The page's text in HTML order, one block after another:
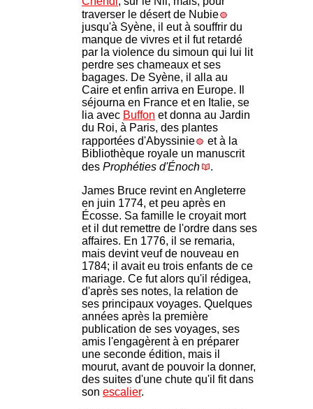
traverser le désert de Nubie
jusqu'à Syène, il eut à souffrir du
manque de vivres et il fut retardé
par la violence du simoun qui lui lit
perdre ses chameaux et ses
bagages. De Syène, il alla au
Caire et enfin arriva en Europe. Il
séjourna en France et en Italie, se
lia avec Buffon et donna au Jardin
du Roi, à Paris, des plantes
rapportées d'Abyssinie
et à la
Bibliothèque royale un manuscrit
des Prophéties d'Énoch
.
James Bruce revint en Angleterre
en juin 1774, et peu après en
Écosse. Sa famille le croyait mort
et il dut remettre de l'ordre dans ses
affaires. En 1776, il se remaria,
mais devint veuf de nouveau en
1784; il avait eu trois enfants de ce
mariage. Ce fut alors qu'il rédigea,
d'après ses notes, la relation de
ses principaux voyages. Quelques
années après la première
publication de ses voyages, ses
amis l'engagèrent à en préparer
une seconde édition, mais il
mourut, avant de pouvoir la donner,
des suites d'une chute qu'il fit dans
son escalier.